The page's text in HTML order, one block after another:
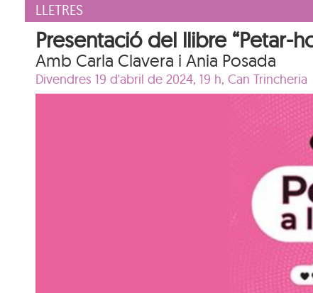
LLETRES
Presentació del llibre “Petar-
Amb Carla Clavera i Ania Posada
Divendres 19 d'abril de 2024, 19 h, Can Trincheria